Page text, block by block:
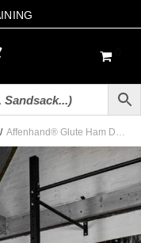
/ Affenhand® Glute Ham Developer (GHD)